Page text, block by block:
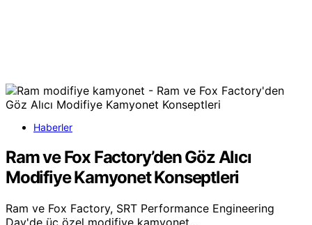
Haberler
Ram ve Fox Factory’den Göz Alıcı
Modifiye Kamyonet Konseptleri
Ram ve Fox Factory, SRT Performance Engineering
Day'de üç özel modifiye kamyonet…